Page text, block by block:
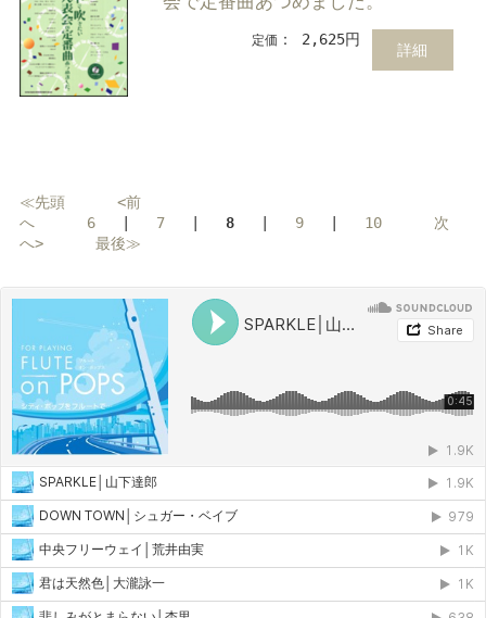
定価 ： 2,625円
詳細
≪先頭
<前
へ
6| 7| 8| 9| 10
次
へ>
最後≫